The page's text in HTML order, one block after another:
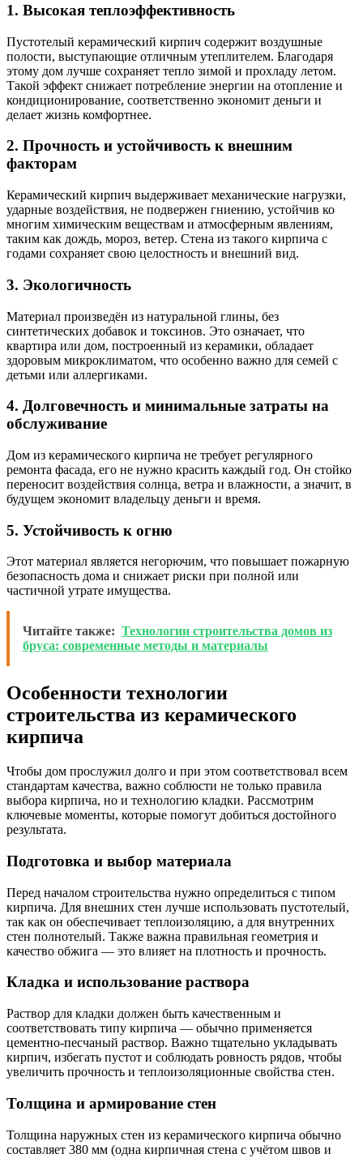
1. Высокая теплоэффективность
Пустотелый керамический кирпич содержит воздушные
полости, выступающие отличным утеплителем. Благодаря
этому дом лучше сохраняет тепло зимой и прохладу летом.
Такой эффект снижает потребление энергии на отопление и
кондиционирование, соответственно экономит деньги и
делает жизнь комфортнее.
2. Прочность и устойчивость к внешним
факторам
Керамический кирпич выдерживает механические нагрузки,
ударные воздействия, не подвержен гниению, устойчив ко
многим химическим веществам и атмосферным явлениям,
таким как дождь, мороз, ветер. Стена из такого кирпича с
годами сохраняет свою целостность и внешний вид.
3. Экологичность
Материал произведён из натуральной глины, без
синтетических добавок и токсинов. Это означает, что
квартира или дом, построенный из керамики, обладает
здоровым микроклиматом, что особенно важно для семей с
детьми или аллергиками.
4. Долговечность и минимальные затраты на
обслуживание
Дом из керамического кирпича не требует регулярного
ремонта фасада, его не нужно красить каждый год. Он стойко
переносит воздействия солнца, ветра и влажности, а значит, в
будущем экономит владельцу деньги и время.
5. Устойчивость к огню
Этот материал является негорючим, что повышает пожарную
безопасность дома и снижает риски при полной или
частичной утрате имущества.
Читайте также: Технологии строительства домов из
бруса: современные методы и материалы
Особенности технологии
строительства из керамического
кирпича
Чтобы дом прослужил долго и при этом соответствовал всем
стандартам качества, важно соблюсти не только правила
выбора кирпича, но и технологию кладки. Рассмотрим
ключевые моменты, которые помогут добиться достойного
результата.
Подготовка и выбор материала
Перед началом строительства нужно определиться с типом
кирпича. Для внешних стен лучше использовать пустотелый,
так как он обеспечивает теплоизоляцию, а для внутренних
стен полнотелый. Также важна правильная геометрия и
качество обжига — это влияет на плотность и прочность.
Кладка и использование раствора
Раствор для кладки должен быть качественным и
соответствовать типу кирпича — обычно применяется
цементно-песчаный раствор. Важно тщательно укладывать
кирпич, избегать пустот и соблюдать ровность рядов, чтобы
увеличить прочность и теплоизоляционные свойства стен.
Толщина и армирование стен
Толщина наружных стен из керамического кирпича обычно
составляет 380 мм (одна кирпичная стена с учётом швов и